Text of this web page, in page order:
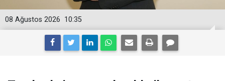
10:35
08 Ağustos 2026